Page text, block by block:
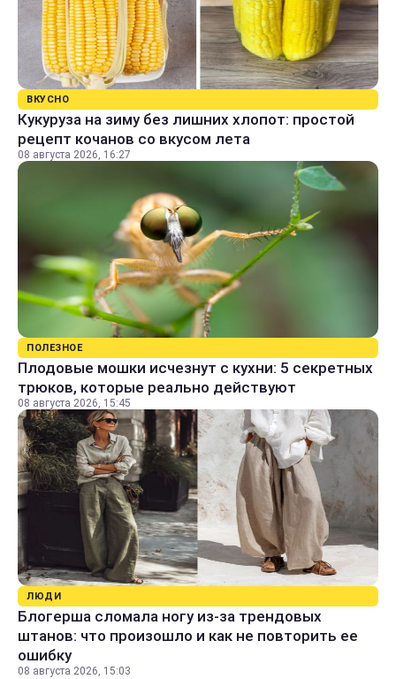
ВКУСНО
Кукуруза на зиму без лишних хлопот: простой
рецепт кочанов со вкусом лета
08 августа 2026, 16:27
ПОЛЕЗНОЕ
Плодовые мошки исчезнут с кухни: 5 секретных
трюков, которые реально действуют
08 августа 2026, 15:45
ЛЮДИ
Блогерша сломала ногу из-за трендовых
штанов: что произошло и как не повторить ее
ошибку
08 августа 2026, 15:03